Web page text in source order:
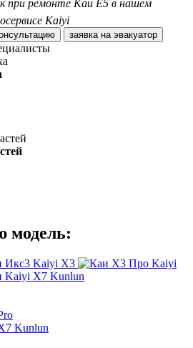
при ремонте Каи Е5 в нашем
Kaiyi
заявка на эвакуатор
модель:
Kaiyi X3
Kaiyi
Kaiyi X7 Kunlun
Kunlun